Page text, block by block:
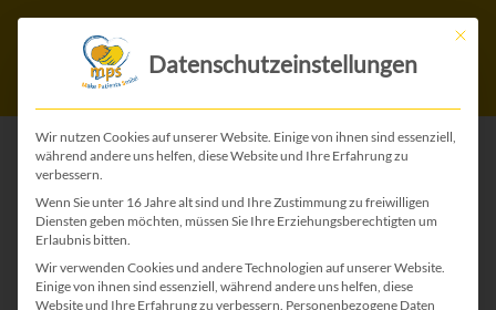
Mit
Datenschutzeinstellungen
Wir nutzen Cookies auf unserer Website. Einige von ihnen sind essenziell,
während andere uns helfen, diese Website und Ihre Erfahrung zu
verbessern.
Wenn Sie unter 16 Jahre alt sind und Ihre Zustimmung zu freiwilligen
Diensten geben möchten, müssen Sie Ihre Erziehungsberechtigten um
Erlaubnis bitten.
Wir verwenden Cookies und andere Technologien auf unserer Website.
Einige von ihnen sind essenziell, während andere uns helfen, diese
Website und Ihre Erfahrung zu verbessern. Personenbezogene Daten